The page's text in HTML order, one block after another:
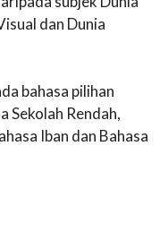
dan Dunia
bahasa pilihan
Sekolah Rendah,
Iban dan Bahasa